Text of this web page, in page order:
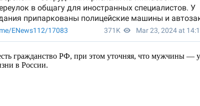
гражданство РФ, при этом уточняя, что мужчины
в России.